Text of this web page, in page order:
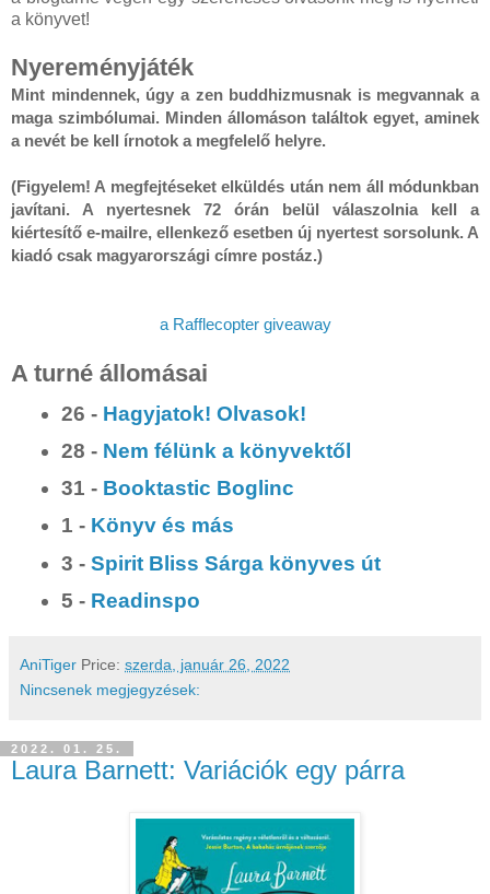
a könyvet!
Nyereményjáték
Mint mindennek, úgy a zen buddhizmusnak is megvannak a
maga szimbólumai. Minden állomáson találtok egyet, aminek
a nevét be kell írnotok a megfelelő helyre.
(Figyelem! A megfejtéseket elküldés után nem áll módunkban
javítani. A nyertesnek 72 órán belül válaszolnia kell a
kiértesítő e-mailre, ellenkező esetben új nyertest sorsolunk. A
kiadó csak magyarországi címre postáz.)
a Rafflecopter giveaway
A turné állomásai
26 - Hagyjatok! Olvasok!
28 - Nem félünk a könyvektől
31 - Booktastic Boglinc
1 - Könyv és más
3 -Spirit Bliss Sárga könyves út
5 - Readinspo
AniTiger Price: szerda, január 26, 2022
Nincsenek megjegyzések:
2022. 01. 25.
Laura Barnett: Variációk egy párra